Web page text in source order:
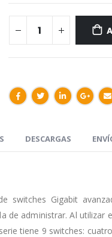
DESCARGAS
switches Gigabit
de administrar. Al
tiene 9 switches: